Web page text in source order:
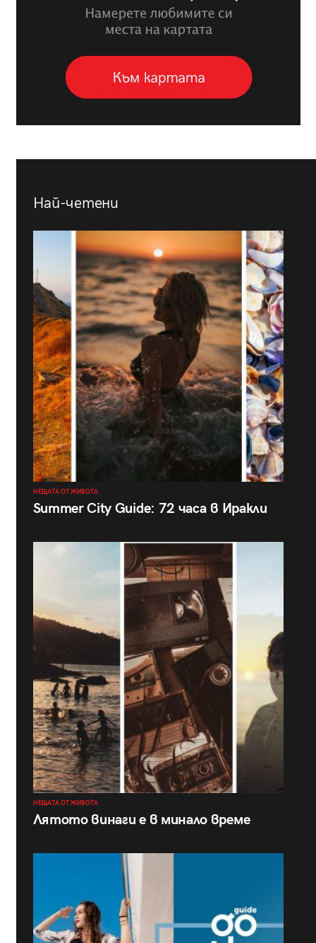
Най-четени
НЕЩАТА ОТ ЖИВОТА
Summer City Guide: 72 часа в Иракли
НЕЩАТА ОТ ЖИВОТА
Лятото винаги е в минало време